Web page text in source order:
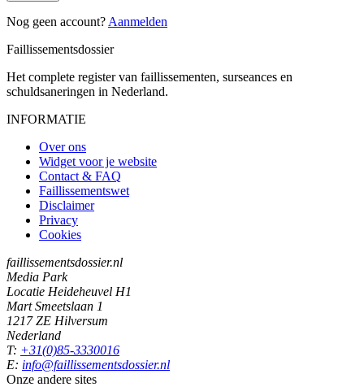
Nog geen account? Aanmelden
Faillissementsdossier
Het complete register van faillissementen, surseances en
schuldsaneringen in Nederland.
INFORMATIE
Over ons
Widget voor je website
Contact & FAQ
Faillissementswet
Disclaimer
Privacy
Cookies
faillissementsdossier.nl
Media Park
Locatie Heideheuvel H1
Mart Smeetslaan 1
1217 ZE Hilversum
Nederland
T: +31(0)85-3330016
E: info@faillissementsdossier.nl
Onze andere sites